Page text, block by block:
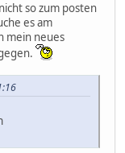
so zum posten
es am
mein neues